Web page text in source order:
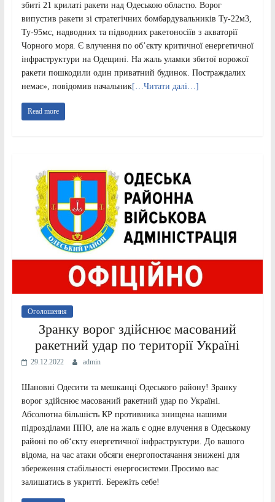
збиті 21 крилаті ракети над Одеською областю. Ворог
випустив ракети зі стратегічних бомбардувальників Ту-22м3,
Ту-95мс, надводних та підводних ракетоносіїв з акваторії
Чорного моря. Є влучення по об’єкту критичної енергетичної
інфраструктури на Одещині. На жаль уламки збитої ворожої
ракети пошкодили один приватний будинок. Постраждалих
немає», повідомив начальник[…Читати далі…]
Read more
Оголошення
Зранку ворог здійснює масований
ракетний удар по території Україні
29.12.2022 admin
Шановні Одесити та мешканці Одеського району! Зранку
ворог здійснює масований ракетний удар по Україні.
Абсолютна більшість КР противника знищена нашими
підрозділами ППО, але на жаль є одне влучення в Одеському
районі по об‘єкту енергетичної інфраструктури. До вашого
відома, на час атаки обсяги енергопостачання знижені для
збереження стабільності енергосистеми.Просимо вас
залишатись в укритті. Бережіть себе!